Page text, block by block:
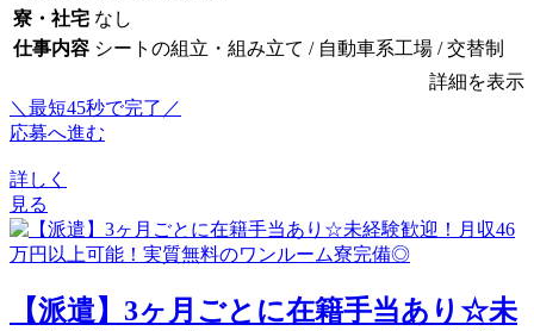
寮・社宅 なし
仕事内容 シートの組立・組み立て / 自動車系工場 / 交替制
詳細を表示
＼最短45秒で完了／
応募へ進む
詳しく
見る
【派遣】3ヶ月ごとに在籍手当あり☆未